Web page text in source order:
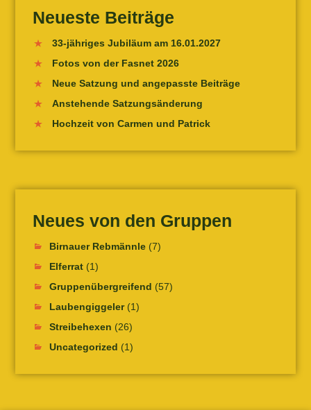
Neueste Beiträge
33-jähriges Jubiläum am 16.01.2027
Fotos von der Fasnet 2026
Neue Satzung und angepasste Beiträge
Anstehende Satzungsänderung
Hochzeit von Carmen und Patrick
Neues von den Gruppen
Birnauer Rebmännle(7)
Elferrat(1)
Gruppenübergreifend (57)
Laubengiggeler(1)
Streibehexen (26)
Uncategorized (1)